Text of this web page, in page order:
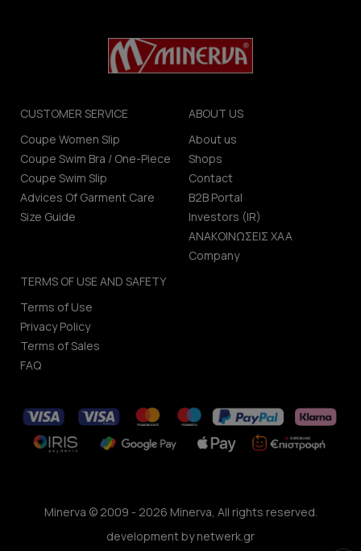
CUSTOMER SERVICE
Coupe Women Slip
Coupe Swim Bra / One-Piece
Coupe Swim Slip
Advices Of Garment Care
Size Guide
ABOUT US
About us
Shops
Contact
B2B Portal
Investors (IR)
ΑΝΑΚΟΙΝΩΣΕΙΣ ΧΑΑ
Company
TERMS OF USE AND SAFETY
Terms of Use
Privacy Policy
Terms of Sales
FAQ
Minerva © 2009 - 2026 Minerva, All rights reserved.
development bynetwerk.gr